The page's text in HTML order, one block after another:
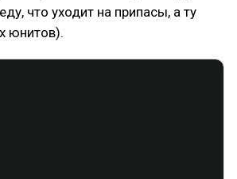
что уходит на припасы, а ту
юнитов).